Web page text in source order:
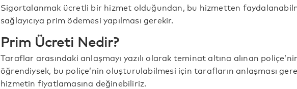
Sigortalanmak ücretli bir hizmet olduğundan, bu hizmetten
sağlayıcıya prim ödemesi yapılması gerekir.
Prim Ücreti Nedir?
Taraflar arasındaki anlaşmayı yazılı olarak teminat altına alınan
öğrendiysek, bu poliçe’nin oluşturulabilmesi için tarafların anlaşması
hizmetin fiyatlamasına değinebiliriz.